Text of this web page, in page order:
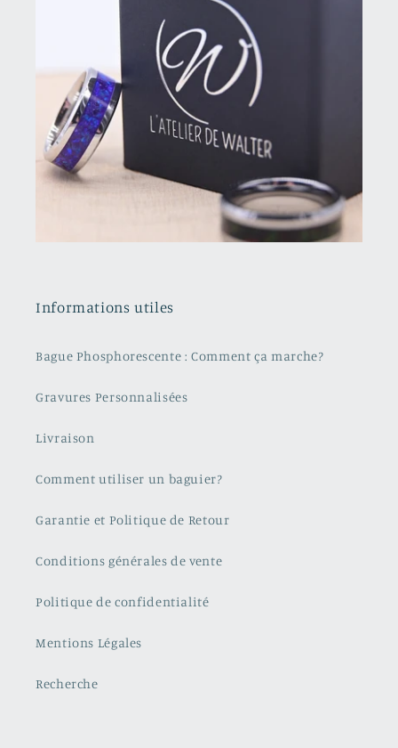
Informations utiles
Bague Phosphorescente : Comment ça marche?
Gravures Personnalisées
Livraison
Comment utiliser un baguier?
Garantie et Politique de Retour
Conditions générales de vente
Politique de confidentialité
Mentions Légales
Recherche